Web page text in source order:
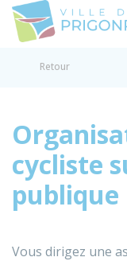
Retour
cycliste
publique
Vous dirigez une